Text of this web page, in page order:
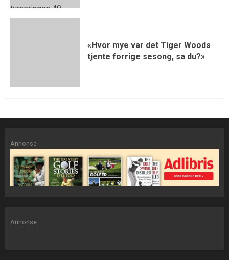
«Hvor mye var det Tiger Woods
tjente forrige sesong, sa du?»
Annonse
Annonse